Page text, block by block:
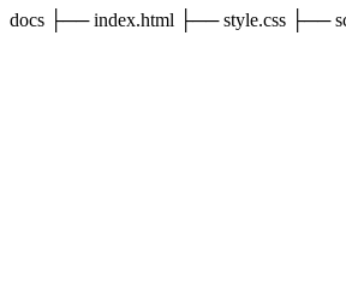
docs ├── index.html ├── style.css ├──